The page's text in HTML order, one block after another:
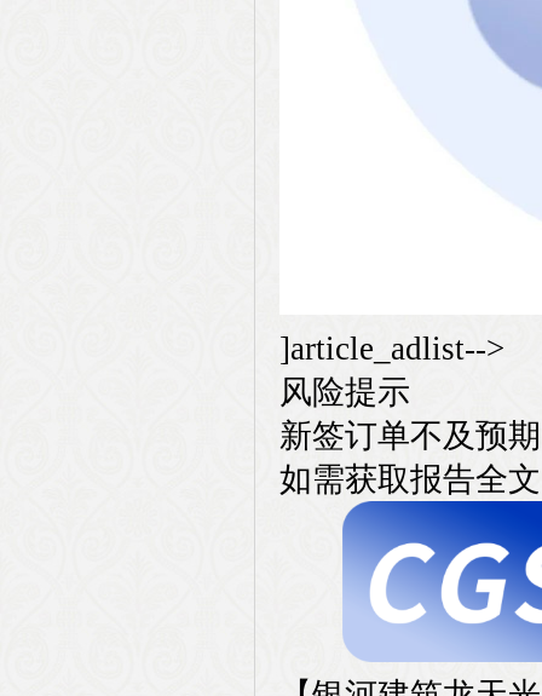
]article_adlist-->
风险提示
新签订单不及预
如需获取报告全